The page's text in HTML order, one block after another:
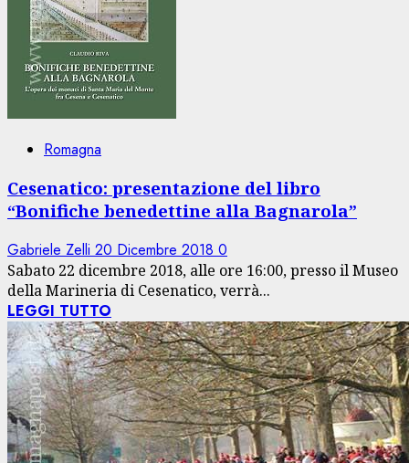
Romagna
Cesenatico: presentazione del libro
“Bonifiche benedettine alla Bagnarola”
Gabriele Zelli 20 Dicembre 2018 0
Sabato 22 dicembre 2018, alle ore 16:00, presso il Museo
della Marineria di Cesenatico, verrà...
LEGGI TUTTO